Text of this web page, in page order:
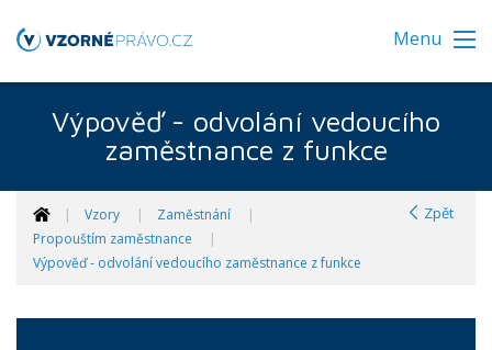
Menu
Výpověď - odvolání vedoucího
zaměstnance z funkce
Vzory
Zaměstnání
Propouštím zaměstnance
Výpověď - odvolání vedoucího zaměstnance z funkce
Zpět